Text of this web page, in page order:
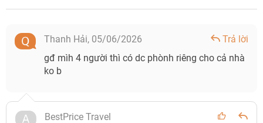
Thanh Hải, 05/06/2026
Trả lời
gđ mìh 4 người thì có dc phònh riêng cho cả nhà
ko b
BestPrice Travel